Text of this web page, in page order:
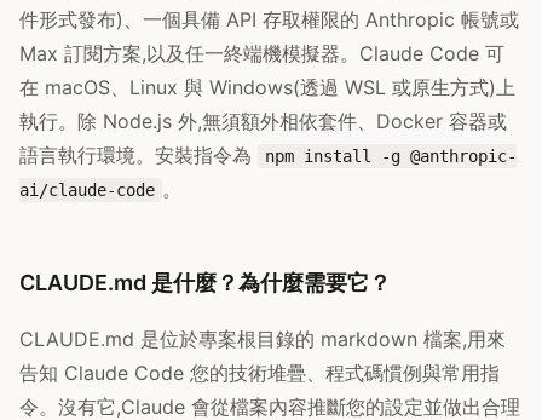
件形式發布)、一個具備 API 存取權限的 Anthropic 帳號或
Max 訂閱方案,以及任一終端機模擬器。Claude Code 可
在 macOS、Linux 與 Windows(透過 WSL 或原生方式)上
執行。除 Node.js 外,無須額外相依套件、Docker 容器或
語言執行環境。安裝指令為
npm install -g @anthropic-
ai/claude-code 。
CLAUDE.md 是什麼？為什麼需要它？
CLAUDE.md 是位於專案根目錄的 markdown 檔案,用來
告知 Claude Code 您的技術堆疊、程式碼慣例與常用指
令。沒有它,Claude 會從檔案內容推斷您的設定並做出合理